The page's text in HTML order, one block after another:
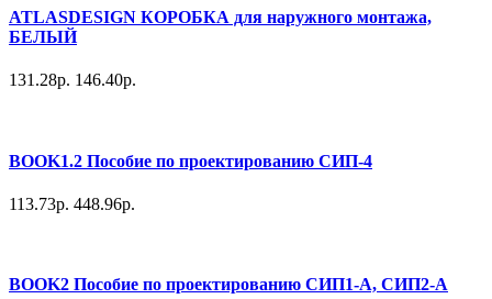
ATLASDESIGN КОРОБКА для наружного монтажа,
БЕЛЫЙ
131.28р. 146.40р.
BOOK1.2 Пособие по проектированию СИП-4
113.73р. 448.96р.
BOOK2 Пособие по проектированию СИП1-А, СИП2-А